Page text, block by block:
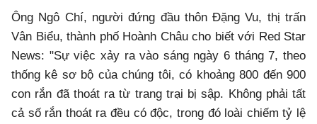
Ông Ngô Chí, người đứng đầu thôn Đặng Vu, thị trấn
Vân Biểu, thành phố Hoành Châu cho biết với Red Star
News: "Sự việc xảy ra vào sáng ngày 6 tháng 7, theo
thống kê sơ bộ của chúng tôi, có khoảng 800 đến 900
con rắn đã thoát ra từ trang trại bị sập. Không phải tất
cả số rắn thoát ra đều có độc, trong đó loài chiếm tỷ lệ